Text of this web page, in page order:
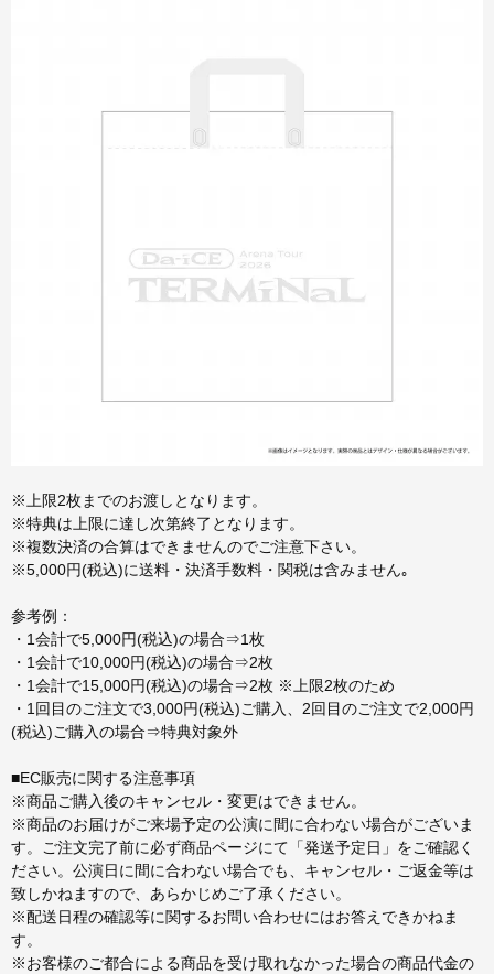
※上限2枚までのお渡しとなります。
※特典は上限に達し次第終了となります。
※複数決済の合算はできませんのでご注意下さい。
※5,000円(税込)に送料・決済手数料・関税は含みません｡
参考例：
・1会計で5,000円(税込)の場合⇒1枚
・1会計で10,000円(税込)の場合⇒2枚
・1会計で15,000円(税込)の場合⇒2枚 ※上限2枚のため
・1回目のご注文で3,000円(税込)ご購入、2回目のご注文で2,000円
(税込)ご購入の場合⇒特典対象外
■EC販売に関する注意事項
※商品ご購入後のキャンセル・変更はできません。
※商品のお届けがご来場予定の公演に間に合わない場合がございま
す。ご注文完了前に必ず商品ページにて「発送予定日」をご確認く
ださい。公演日に間に合わない場合でも、キャンセル・ご返金等は
致しかねますので、あらかじめご了承ください。
※配送日程の確認等に関するお問い合わせにはお答えできかねま
す。
※お客様のご都合による商品を受け取れなかった場合の商品代金の